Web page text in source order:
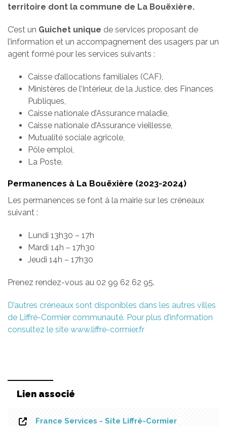
territoire dont la commune de La Bouëxière.
C’est un Guichet unique de services proposant de
l’information et un accompagnement des usagers par un
agent formé pour les services suivants :
Caisse d’allocations familiales (CAF),
Ministères de l’Intérieur, de la Justice, des Finances
Publiques,
Caisse nationale d’Assurance maladie,
Caisse nationale d’Assurance vieillesse,
Mutualité sociale agricole,
Pôle emploi,
La Poste.
Permanences à La Bouëxière (2023-2024)
Les permanences se font à la mairie sur les créneaux
suivant :
Lundi 13h30 – 17h
Mardi 14h – 17h30
Jeudi 14h – 17h30
Prenez rendez-vous au 02 99 62 62 95.
D’autres créneaux sont disponibles dans les autres villes
de Liffré-Cormier communauté. Pour plus d’information
consultez le site www.liffre-cormier.fr
Lien associé
France Services - Site Liffré-Cormier